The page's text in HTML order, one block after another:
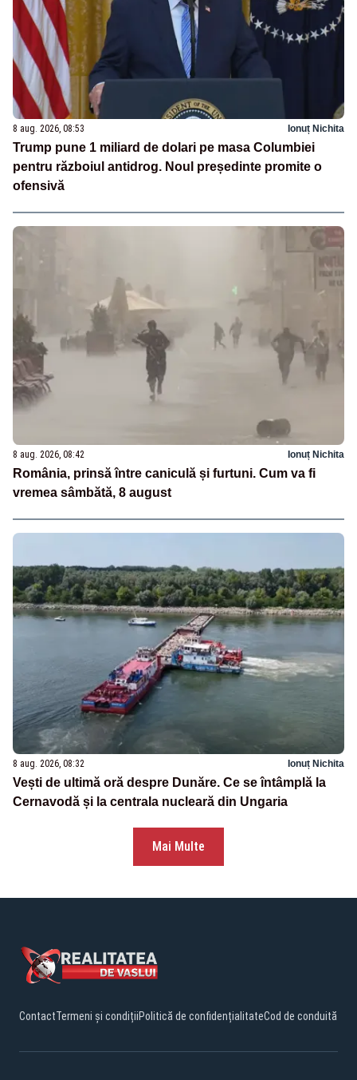
8 aug. 2026, 08:53 Ionuț Nichita
Trump pune 1 miliard de dolari pe masa Columbiei
pentru războiul antidrog. Noul președinte promite o
ofensivă
8 aug. 2026, 08:42 Ionuț Nichita
România, prinsă între caniculă și furtuni. Cum va fi
vremea sâmbătă, 8 august
8 aug. 2026, 08:32 Ionuț Nichita
Vești de ultimă oră despre Dunăre. Ce se întâmplă la
Cernavodă și la centrala nucleară din Ungaria
Mai Multe
ContactTermeni și condițiiPolitică de confidențialitateCod de conduită